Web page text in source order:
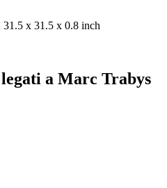
31.5 x 31.5 x 0.8 inch
a Marc Trabys